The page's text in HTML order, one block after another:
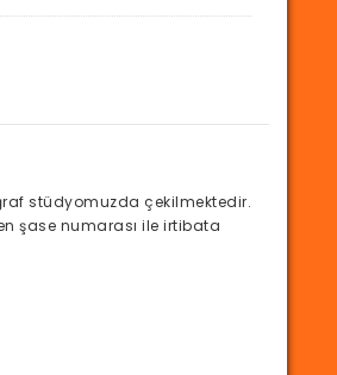
stüdyomuzda çekilmektedir.
şase numarası ile irtibata